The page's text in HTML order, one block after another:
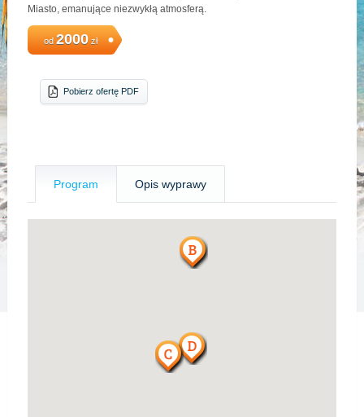
Miasto, emanujące niezwykłą atmosferą.
od 2000zł
Pobierz ofertę PDF
Program Opis wyprawy